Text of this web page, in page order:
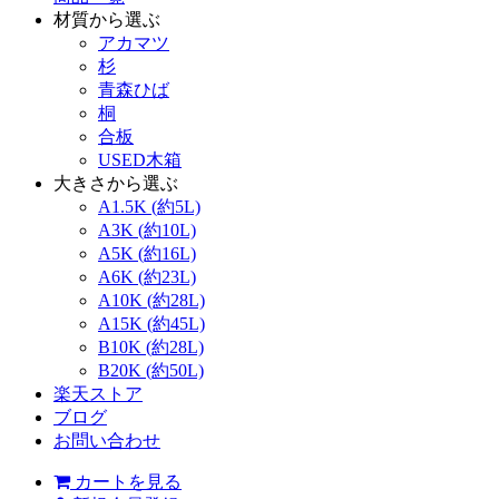
材質から選ぶ
アカマツ
杉
青森ひば
桐
合板
USED木箱
大きさから選ぶ
A1.5K (約5L)
A3K (約10L)
A5K (約16L)
A6K (約23L)
A10K (約28L)
A15K (約45L)
B10K (約28L)
B20K (約50L)
楽天ストア
ブログ
お問い合わせ
カートを見る